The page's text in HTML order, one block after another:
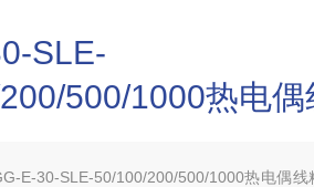
SLE-
500/1000热电偶
E-30-SLE-50/100/200/500/1000热电偶线